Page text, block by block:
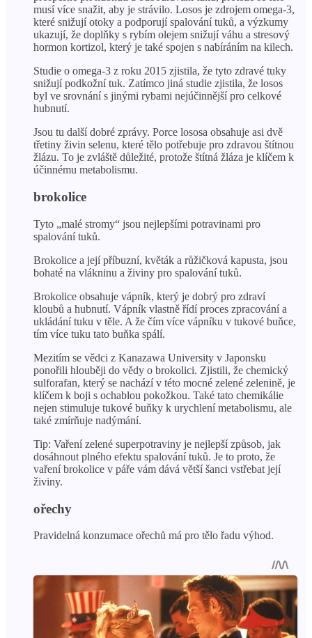
musí více snažit, aby je strávilo. Losos je zdrojem omega-3,
které snižují otoky a podporují spalování tuků, a výzkumy
ukazují, že doplňky s rybím olejem snižují váhu a stresový
hormon kortizol, který je také spojen s nabíráním na kilech.
Studie o omega-3 z roku 2015 zjistila, že tyto zdravé tuky
snižují podkožní tuk. Zatímco jiná studie zjistila, že losos
byl ve srovnání s jinými rybami nejúčinnější pro celkové
hubnutí.
Jsou tu další dobré zprávy. Porce lososa obsahuje asi dvě
třetiny živin selenu, které tělo potřebuje pro zdravou štítnou
žlázu. To je zvláště důležité, protože štítná žláza je klíčem k
účinnému metabolismu.
brokolice
Tyto „malé stromy“ jsou nejlepšími potravinami pro
spalování tuků.
Brokolice a její příbuzní, květák a růžičková kapusta, jsou
bohaté na vlákninu a živiny pro spalování tuků.
Brokolice obsahuje vápník, který je dobrý pro zdraví
kloubů a hubnutí. Vápník vlastně řídí proces zpracování a
ukládání tuku v těle. A že čím více vápníku v tukové buňce,
tím více tuku tato buňka spálí.
Mezitím se vědci z Kanazawa University v Japonsku
ponořili hlouběji do vědy o brokolici. Zjistili, že chemický
sulforafan, který se nachází v této mocné zelené zelenině, je
klíčem k boji s ochablou pokožkou. Také tato chemikálie
nejen stimuluje tukové buňky k urychlení metabolismu, ale
také zmírňuje nadýmání.
Tip: Vaření zelené superpotraviny je nejlepší způsob, jak
dosáhnout plného efektu spalování tuků. Je to proto, že
vaření brokolice v páře vám dává větší šanci vstřebat její
živiny.
ořechy
Pravidelná konzumace ořechů má pro tělo řadu výhod.